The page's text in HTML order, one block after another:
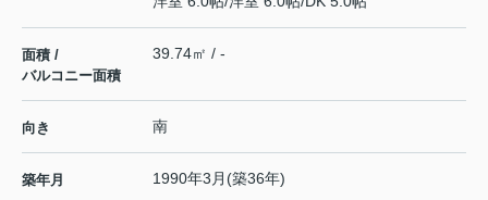
面積 /
バルコニー面積
39.74㎡ / -
向き 南
築年月 1990年3月(築36年)